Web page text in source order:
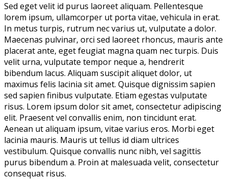
Sed eget velit id purus laoreet aliquam. Pellentesque
lorem ipsum, ullamcorper ut porta vitae, vehicula in erat.
In metus turpis, rutrum nec varius ut, vulputate a dolor.
Maecenas pulvinar, orci sed laoreet rhoncus, mauris ante
placerat ante, eget feugiat magna quam nec turpis. Duis
velit urna, vulputate tempor neque a, hendrerit
bibendum lacus. Aliquam suscipit aliquet dolor, ut
maximus felis lacinia sit amet. Quisque dignissim sapien
sed sapien finibus vulputate. Etiam egestas vulputate
risus. Lorem ipsum dolor sit amet, consectetur adipiscing
elit. Praesent vel convallis enim, non tincidunt erat.
Aenean ut aliquam ipsum, vitae varius eros. Morbi eget
lacinia mauris. Mauris ut tellus id diam ultrices
vestibulum. Quisque convallis nunc nibh, vel sagittis
purus bibendum a. Proin at malesuada velit, consectetur
consequat risus.